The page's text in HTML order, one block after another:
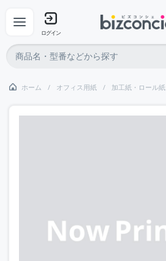
ログイン
ホーム オフィス用紙 加工紙・ロール紙